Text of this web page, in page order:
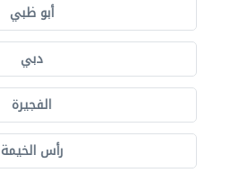
أبو ظبي
دبي
الفجيرة
رأس الخيمة